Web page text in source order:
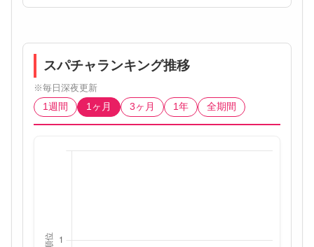
スパチャランキング推移
※毎日深夜更新
1週間
1ヶ月 3ヶ月 1年 全期間